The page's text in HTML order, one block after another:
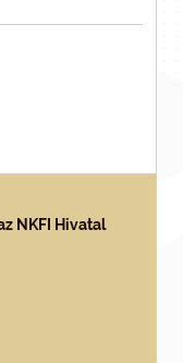
NKFI Hivatal